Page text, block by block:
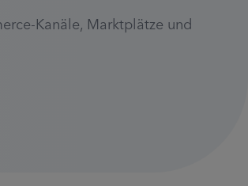
Kanäle, Marktplätze und